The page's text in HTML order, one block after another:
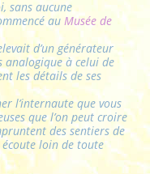
sans aucune
auMusée de
d’un générateur
analogique à celui de
les détails de ses
l’internaute que vous
que l’on peut croire
des sentiers de
écoute loin de toute